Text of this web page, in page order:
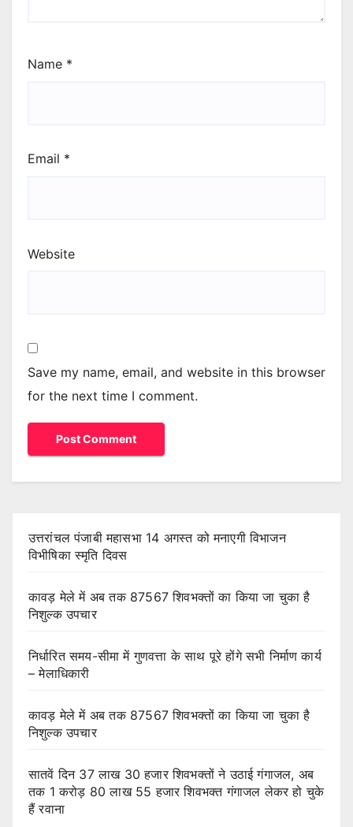
Name *
Email *
Website
Save my name, email, and website in this browser
for the next time I comment.
उत्तरांचल पंजाबी महासभा 14 अगस्त को मनाएगी विभाजन
विभीषिका स्मृति दिवस
कावड़ मेले में अब तक 87567 शिवभक्तों का किया जा चुका है
निशुल्क उपचार
निर्धारित समय-सीमा में गुणवत्ता के साथ पूरे होंगे सभी निर्माण कार्य
– मेलाधिकारी
कावड़ मेले में अब तक 87567 शिवभक्तों का किया जा चुका है
निशुल्क उपचार
सातवें दिन 37 लाख 30 हजार शिवभक्तों ने उठाई गंगाजल, अब
तक 1 करोड़ 80 लाख 55 हजार शिवभक्त गंगाजल लेकर हो चुके
हैं रवाना